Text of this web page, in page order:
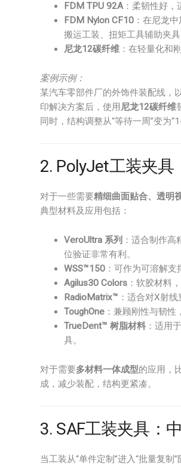
FDM TPU 92A：柔韧性好，
FDM Nylon CF10 ：在尼龙
搬运工装、扭矩工具辅助夹具
尼龙12碳纤维 ：在轻量化和
案例示例：
某汽车零部件厂的外饰件装配线，
印解决方案后，使用尼龙12碳纤维
同时，结构调整从“等待一周”变为
2. PolyJet工装夹
对于一些需要精细曲面贴合、透明
典型材料及应用包括：
VeroUltra 系列 ：适合制作
位验证非常有利。
WSS™150 ：可作为可溶解
Agilus30 Colors ：软胶材料
RadioMatrix™ ：适合对X射
ToughOne ：兼顾刚性与韧性
TrueDent™ 树脂材料 ：适用
具。
对于需要多材料一体成型的应用，
成，减少装配，结构更紧凑。
3. SAF工装夹具：
当工装从“单件定制”进入“批量复